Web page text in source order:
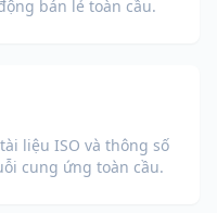
bán lẻ toàn cầu.
liệu ISO và thông số
cung ứng toàn cầu.